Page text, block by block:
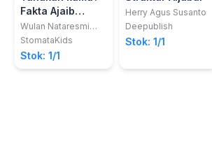
Fakta Ajaib
Tubuh Manusia -
Hati & Ginjal
Wulan Nataresmi
Aziz
StomataKids
Stok: 1/1
Herry Agus Susanto
Deepublish
Stok: 1/1